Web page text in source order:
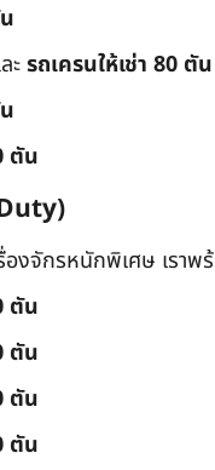
ะรถเครนให้เช่า 80 ตัน
ตัน
งจักรหนักพิเศษ เราพ
ตัน
ตัน
ตัน
ตัน